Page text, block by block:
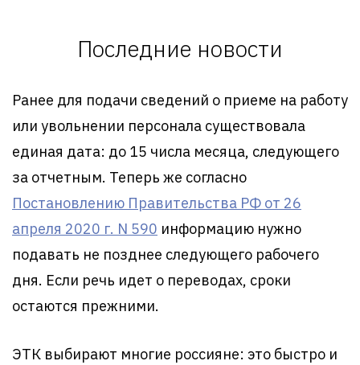
Последние новости
Ранее для подачи сведений о приеме на работу
или увольнении персонала существовала
единая дата: до 15 числа месяца, следующего
за отчетным. Теперь же согласно
Постановлению Правительства РФ от 26
апреля 2020 г. N 590 информацию нужно
подавать не позднее следующего рабочего
дня. Если речь идет о переводах, сроки
остаются прежними.
ЭТК выбирают многие россияне: это быстро и